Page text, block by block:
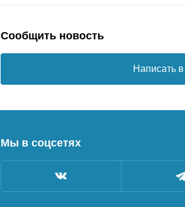
Сообщить новость
Написать
Мы в соцсетях